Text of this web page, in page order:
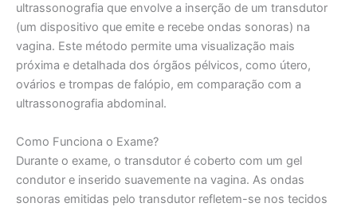
ultrassonografia que envolve a inserção de um transdutor
(um dispositivo que emite e recebe ondas sonoras) na
vagina. Este método permite uma visualização mais
próxima e detalhada dos órgãos pélvicos, como útero,
ovários e trompas de falópio, em comparação com a
ultrassonografia abdominal.
Como Funciona o Exame?
Durante o exame, o transdutor é coberto com um gel
condutor e inserido suavemente na vagina. As ondas
sonoras emitidas pelo transdutor refletem-se nos tecidos